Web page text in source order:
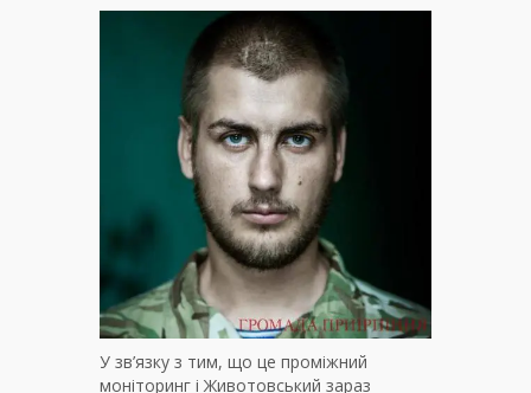
У зв’язку з тим, що це проміжний
моніторинг і Животовський зараз